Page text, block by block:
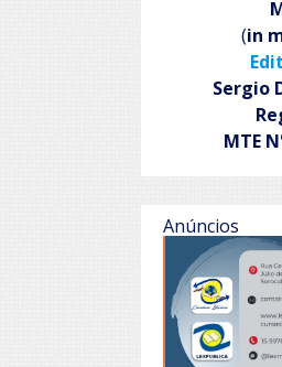
(in
Sergio
MTE N
Anúncios